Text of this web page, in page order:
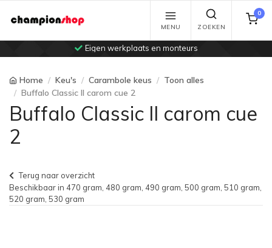
Eigen werkplaats en monteurs
MENU ZOEKEN
0
Home Keu's Carambole keus
Toon alles
Buffalo Classic II carom cue 2
Buffalo Classic II carom cue
2
Terug naar overzicht
Beschikbaar in 470 gram, 480 gram, 490 gram, 500 gram, 510 gram,
520 gram, 530 gram